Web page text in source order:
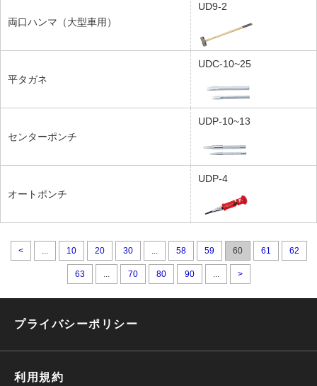
両口ハンマ（大型車用）
UD9-2
平タガネ
UDC-10~25
センターポンチ
UDP-10~13
オートポンチ
UDP-4
< ... 10 20 30 ... 58 59 60 61 62
63 ... 70 80 90 ... >
プライバシーポリシー
利用規約